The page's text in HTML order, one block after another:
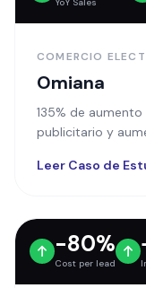
YoY Sales
COMERCIO
Omiana
135% de
publicitario y
Leer Caso de
-80%
Cost per lead